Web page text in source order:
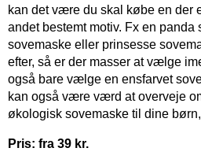
kan det være du skal købe en der
andet bestemt motiv. Fx en panda
sovemaske eller prinsesse
efter, så er der masser at vælge
også bare vælge en ensfarvet
kan også være værd at overveje
økologisk sovemaske til dine
Pris: fra 39 kr.